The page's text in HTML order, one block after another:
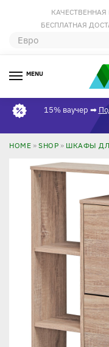
БЕСПЛАТНАЯ
MENU
15% ваучер ➡
HOME » SHOP » ШКАФЫ